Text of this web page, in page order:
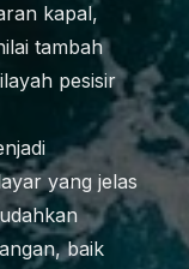
kapal,
tambah
pesisir
yang jelas
baik